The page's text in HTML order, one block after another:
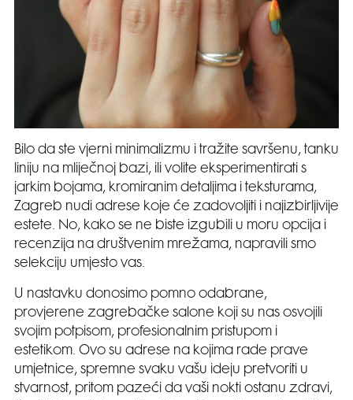
Bilo da ste vjerni minimalizmu i tražite savršenu, tanku
liniju na mliječnoj bazi, ili volite eksperimentirati s
jarkim bojama, kromiranim detaljima i teksturama,
Zagreb nudi adrese koje će zadovoljiti i najizbirljivije
estete. No, kako se ne biste izgubili u moru opcija i
recenzija na društvenim mrežama, napravili smo
selekciju umjesto vas.
U nastavku donosimo pomno odabrane,
provjerene zagrebačke salone koji su nas osvojili
svojim potpisom, profesionalnim pristupom i
estetikom. Ovo su adrese na kojima rade prave
umjetnice, spremne svaku vašu ideju pretvoriti u
stvarnost, pritom pazeći da vaši nokti ostanu zdravi,